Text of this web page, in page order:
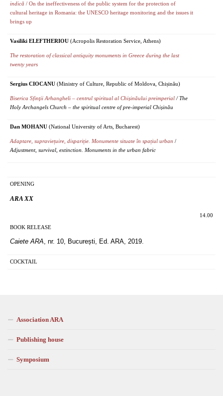
indică / On the ineffectiveness of the public system for the protection of
cultural heritage in Romania: the UNESCO heritage monitoring and the issues it
brings up
Vasiliki ELEFTHERIOU (Acropolis Restoration Service, Athens)
The restoration of classical antiquity monuments in Greece during the last
twenty years
Sergius CIOCANU (Ministry of Culture, Republic of Moldova, Chișinău)
Biserica Sfinţii Arhangheli – centrul spiritual al Chișinăului preimperial / The
Holy Archangels Church – the spiritual centre of pre-imperial Chișinău
Dan MOHANU (National University of Arts, Bucharest)
Adaptare, supraviețuire, dispariție. Monumente situate în spațiul urban /
Adjustment, survival, extinction. Monuments in the urban fabric
OPENING
ARA XX
BOOK RELEASE
Caiete ARA, nr. 10, București, Ed. ARA, 2019.
14.00
COCKTAIL
Association ARA
Publishing house
Symposium